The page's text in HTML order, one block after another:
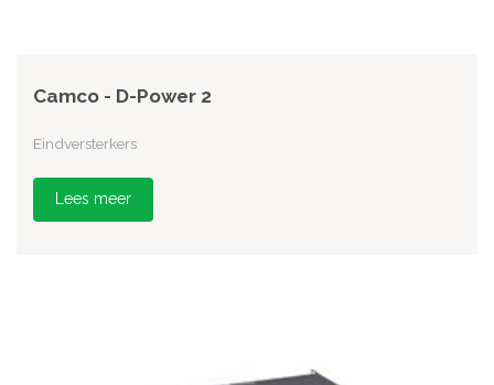
Camco - D-Power 2
Eindversterkers
Lees meer